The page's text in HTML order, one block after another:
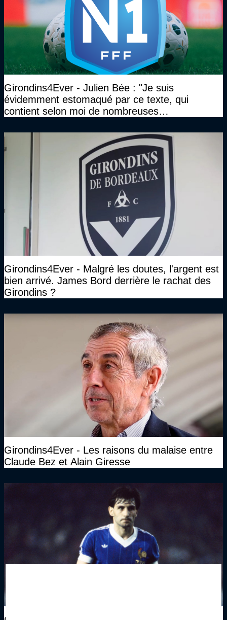
Girondins4Ever - Julien Bée : "Je suis
évidemment estomaqué par ce texte, qui
contient selon moi de nombreuses
plan juridique"
Girondins4Ever - Malgré les doutes, l'argent est
bien arrivé. James Bord derrière le rachat des
Girondins ?
Girondins4Ever - Les raisons du malaise entre
Claude Bez et Alain Giresse